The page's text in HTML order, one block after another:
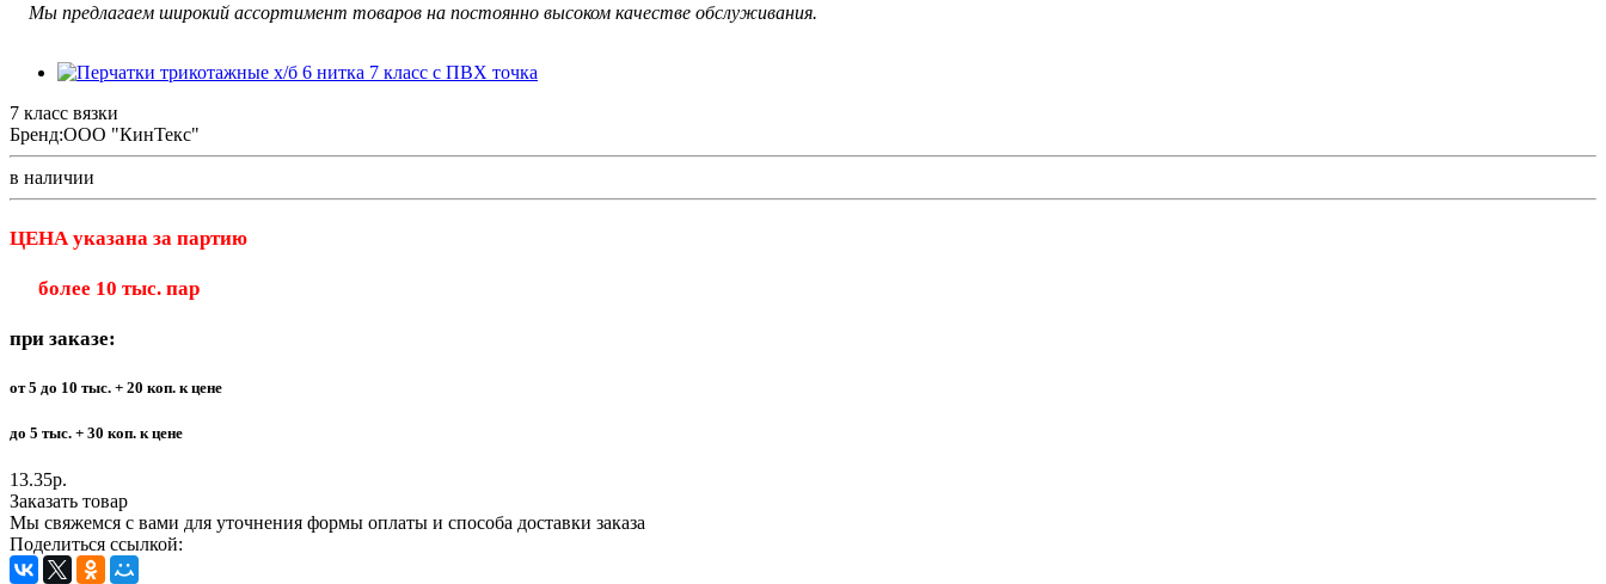
Мы предлагаем широкий ассортимент товаров на постоянно высоком качестве обслуживания.
7 класс вязки
Бренд:ООО "КинТекс"
в наличии
ЦЕНА указана за партию
более 10 тыс. пар
при заказе:
от 5 до 10 тыс. + 20 коп. к цене
до 5 тыс. + 30 коп. к цене
13.35р.
Заказать товар
Мы свяжемся с вами для уточнения формы оплаты и способа доставки заказа
Поделиться ссылкой: